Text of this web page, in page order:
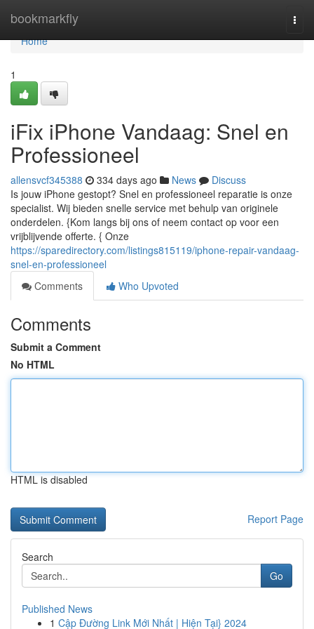
bookmarkfly
Home
Home
1
iFix iPhone Vandaag: Snel en
Professioneel
allensvcf345388 334 days ago News
Discuss
Is jouw iPhone gestopt? Snel en professioneel reparatie is onze
specialist. Wij bieden snelle service met behulp van originele
onderdelen. {Kom langs bij ons of neem contact op voor een
vrijblijvende offerte. { Onze
https://sparedirectory.com/listings815119/iphone-repair-vandaag-
snel-en-professioneel
Comments
Who Upvoted
Comments
Submit a Comment
No HTML
HTML is disabled
Report Page
Search
Go
Published News
1 Cập Đường Link Mới Nhất | Hiện Tại} 2024